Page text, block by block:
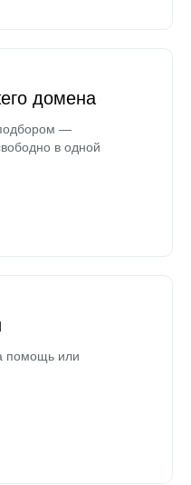
домена
—
в одной
помощь или